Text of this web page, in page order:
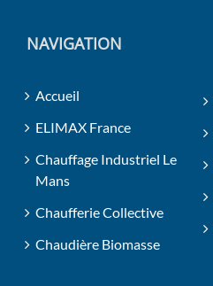
NAVIGATION
Accueil
ELIMAX France
Chauffage Industriel Le
Mans
Chaufferie Collective
Chaudière Biomasse